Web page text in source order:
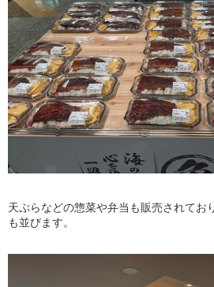
天ぷらなどの惣菜や弁当も販売されてお
も並びます。